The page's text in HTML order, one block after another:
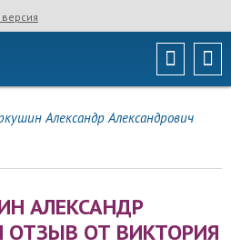
Александр Александрович
АЛЕКСАНДР
ОТЗЫВ ОТ ВИКТОРИЯ